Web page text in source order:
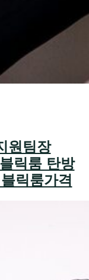
원팀장
릭룸 탄방
릭룸가격